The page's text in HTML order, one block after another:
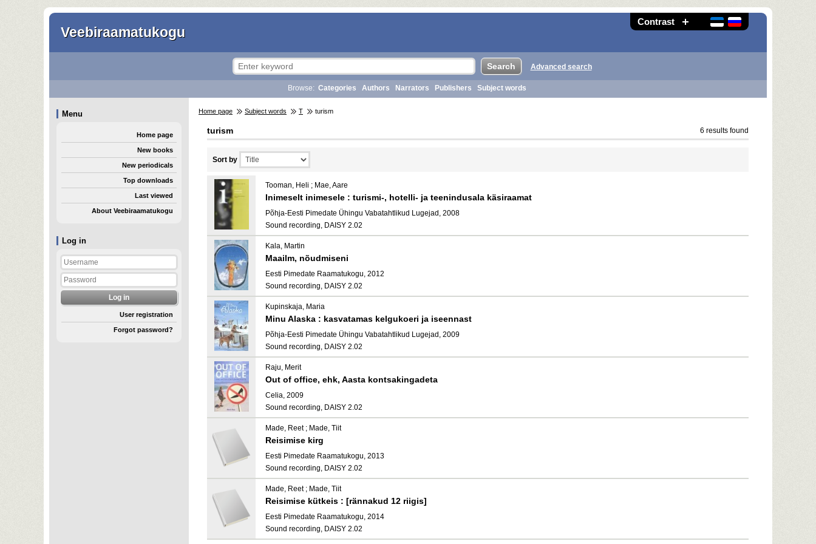
Contrast
Veebiraamatukogu
Log in
User registration
Forgot password?
Advanced search
Browse: Categories Authors Narrators Publishers Subject words
Menu
Home page
New books
New periodicals
Top downloads
Last viewed
About Veebiraamatukogu
Home page Subject words T turism
turism 6 results found
Sort by
Tooman, Heli ; Mae, Aare
Inimeselt inimesele : turismi-, hotelli- ja teenindusala käsiraamat
Põhja-Eesti Pimedate Ühingu Vabatahtlikud Lugejad, 2008
Sound recording, DAISY 2.02
Kala, Martin
Maailm, nõudmiseni
Eesti Pimedate Raamatukogu, 2012
Sound recording, DAISY 2.02
Kupinskaja, Maria
Minu Alaska : kasvatamas kelgukoeri ja iseennast
Põhja-Eesti Pimedate Ühingu Vabatahtlikud Lugejad, 2009
Sound recording, DAISY 2.02
Raju, Merit
Out of office, ehk, Aasta kontsakingadeta
Celia, 2009
Sound recording, DAISY 2.02
Made, Reet ; Made, Tiit
Reisimise kirg
Eesti Pimedate Raamatukogu, 2013
Sound recording, DAISY 2.02
Made, Reet ; Made, Tiit
Reisimise kütkeis : [rännakud 12 riigis]
Eesti Pimedate Raamatukogu, 2014
Sound recording, DAISY 2.02